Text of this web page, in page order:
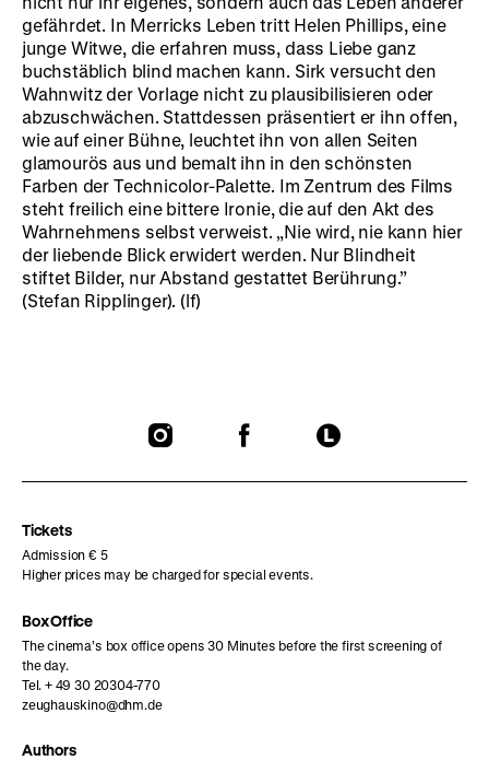
gefährdet. In Merricks Leben tritt Helen Phillips, eine
junge Witwe, die erfahren muss, dass Liebe ganz
buchstäblich blind machen kann. Sirk versucht den
Wahnwitz der Vorlage nicht zu plausibilisieren oder
abzuschwächen. Stattdessen präsentiert er ihn offen,
wie auf einer Bühne, leuchtet ihn von allen Seiten
glamourös aus und bemalt ihn in den schönsten
Farben der Technicolor-Palette. Im Zentrum des Films
steht freilich eine bittere Ironie, die auf den Akt des
Wahrnehmens selbst verweist. „Nie wird, nie kann hier
der liebende Blick erwidert werden. Nur Blindheit
stiftet Bilder, nur Abstand gestattet Berührung.”
(Stefan Ripplinger). (lf)
To
To
To
Tickets
Admission € 5
Higher prices may be charged for special events.
Box Office
The cinema’s box office opens 30 Minutes before the first screening of
the day.
Tel. + 49 30 20304-770
zeughauskino@dhm.de
Authors